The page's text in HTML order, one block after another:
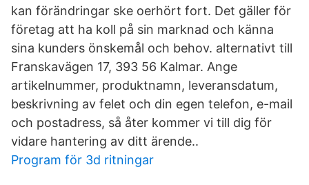
kan förändringar ske oerhört fort. Det gäller för
företag att ha koll på sin marknad och känna
sina kunders önskemål och behov. alternativt till
Franskavägen 17, 393 56 Kalmar. Ange
artikelnummer, produktnamn, leveransdatum,
beskrivning av felet och din egen telefon, e-mail
och postadress, så åter kommer vi till dig för
vidare hantering av ditt ärende..
Program för 3d ritningar